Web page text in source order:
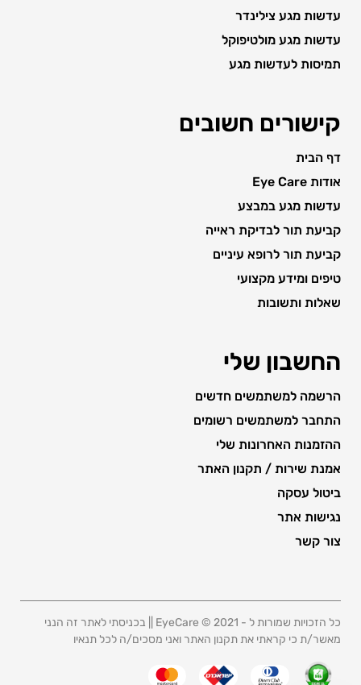
עדשות מגע צילינדר
עדשות מגע מולטיפוקל
תמיסות לעדשות מגע
קישורים חשובים
דף הבית
אודות Eye Care
עדשות מגע במבצע
קביעת תור לבדיקת ראייה
קביעת תור לרופא עיניים
טיפים ומידע מקצועי
שאלות ותשובות
החשבון שלי
הרשמה למשתמשים חדשים
התחבר למשתמשים רשומים
ההזמנות האחרונות שלי
אמנת שירות / תקנון האתר
ביטול עסקה
נגישות אתר
צור קשר
כל הזכויות שמורות ל - 2021 © EyeCare || בכניסתי לאתר זה הנני
מאשר/ת כי קראתי את תקנון האתר ואני מסכים/ה לכל תנאיו